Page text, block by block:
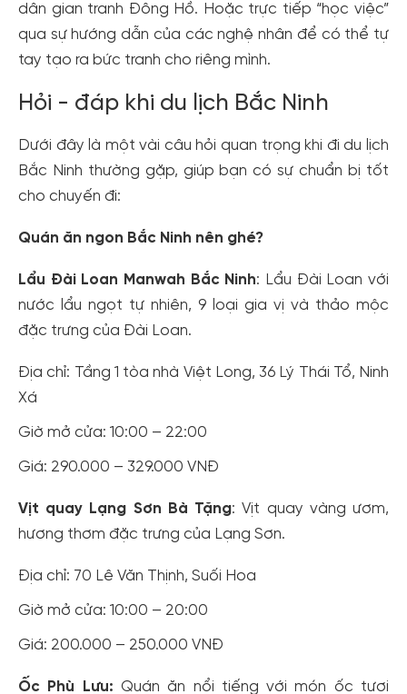
dân gian tranh Đông Hồ. Hoặc trực tiếp “học việc”
qua sự hướng dẫn của các nghệ nhân để có thể tự
tay tạo ra bức tranh cho riêng mình.
Hỏi - đáp khi du lịch Bắc Ninh
Dưới đây là một vài câu hỏi quan trọng khi đi du lịch
Bắc Ninh thường gặp, giúp bạn có sự chuẩn bị tốt
cho chuyến đi:
Quán ăn ngon Bắc Ninh nên ghé?
Lẩu Đài Loan Manwah Bắc Ninh: Lẩu Đài Loan với
nước lẩu ngọt tự nhiên, 9 loại gia vị và thảo mộc
đặc trưng của Đài Loan.
Địa chỉ: Tầng 1 tòa nhà Việt Long, 36 Lý Thái Tổ, Ninh
Xá
Giờ mở cửa: 10:00 – 22:00
Giá: 290.000 – 329.000 VNĐ
Vịt quay Lạng Sơn Bà Tặng: Vịt quay vàng ươm,
hương thơm đặc trưng của Lạng Sơn.
Địa chỉ: 70 Lê Văn Thịnh, Suối Hoa
Giờ mở cửa: 10:00 – 20:00
Giá: 200.000 – 250.000 VNĐ
Ốc Phù Lưu: Quán ăn nổi tiếng với món ốc tươi